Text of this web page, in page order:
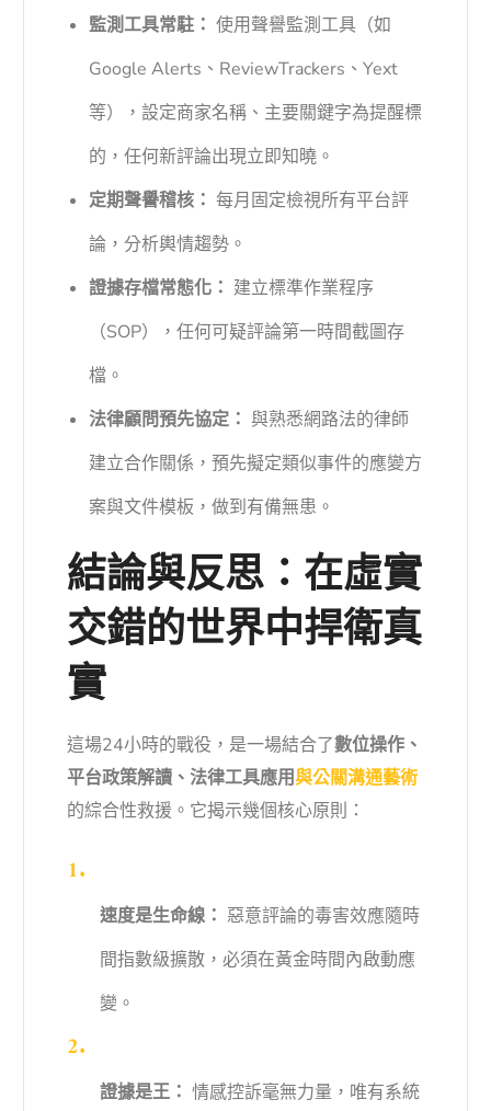
監測工具常駐： 使用聲譽監測工具（如
Google Alerts、ReviewTrackers、Yext
等），設定商家名稱、主要關鍵字為提醒標
的，任何新評論出現立即知曉。
定期聲譽稽核： 每月固定檢視所有平台評
論，分析輿情趨勢。
證據存檔常態化： 建立標準作業程序
（SOP），任何可疑評論第一時間截圖存
檔。
法律顧問預先協定： 與熟悉網路法的律師
建立合作關係，預先擬定類似事件的應變方
案與文件模板，做到有備無患。
結論與反思：在虛實
交錯的世界中捍衛真
實
這場24小時的戰役，是一場結合了數位操作、
平台政策解讀、法律工具應用與公關溝通藝術
的綜合性救援。它揭示幾個核心原則：
速度是生命線： 惡意評論的毒害效應隨時
間指數級擴散，必須在黃金時間內啟動應
變。
證據是王： 情感控訴毫無力量，唯有系統